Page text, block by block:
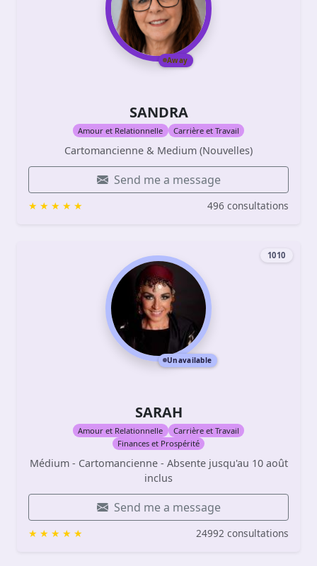
Away
SANDRA
Amour et Relationnelle Carrière et Travail
Cartomancienne & Medium (Nouvelles)
Send me a message
496 consultations
1010
Unavailable
SARAH
Amour et Relationnelle
Carrière et Travail
Finances et Prospérité
Médium - Cartomancienne - Absente jusqu'au 10 août
inclus
Send me a message
24992 consultations